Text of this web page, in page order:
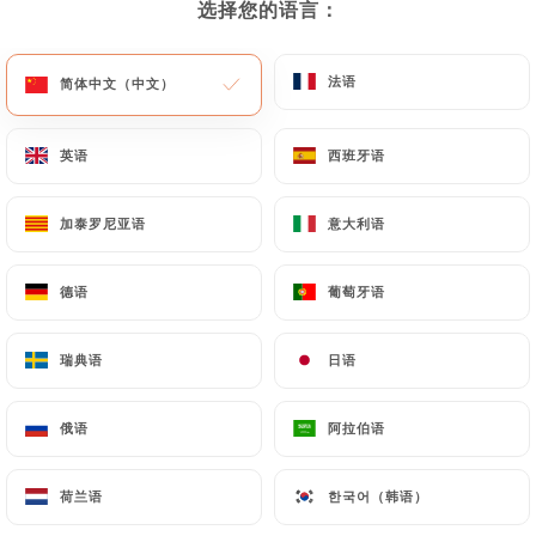
选择您的语言：
简体中文（中文） 法语
英语 西班牙语
加泰罗尼亚语 意大利语
德语 葡萄牙语
瑞典语 日语
俄语 阿拉伯语
荷兰语 한국어（韩语）
主页/联系人
Comptoir 41
选择您的语言：
简体中文（中文） 法语
英语 西班牙语
加泰罗尼亚语 意大利语
德语 葡萄牙语
瑞典语 日语
俄语 阿拉伯语
荷兰语 한국어（韩语）